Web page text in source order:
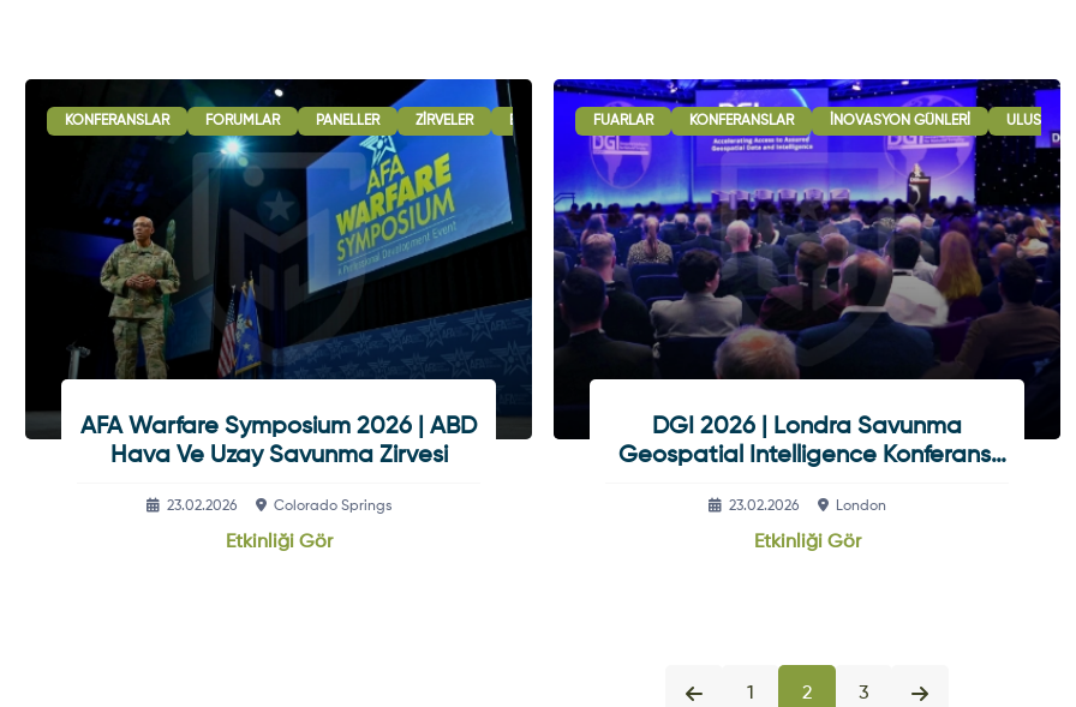
KONFERANSLAR FORUMLAR PANELLER ZIRVELER B2B GÖRÜŞMELERI ULUSLARARASI İŞBIRLIĞI OTURUMLARI SERGI - GÖSTERI
AFA Warfare Symposium 2026 | ABD
Hava Ve Uzay Savunma Zirvesi
23.02.2026 Colorado Springs
Etkinliği Gör
FUARLAR KONFERANSLAR İNOVASYON GÜNLERI
DGI 2026 | Londra Savunma
Geospatial Intelligence Konferansı
23.02.2026 London
Etkinliği Gör
1 2 3